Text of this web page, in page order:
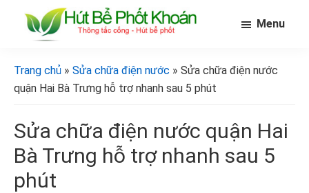
phốt
khoán]
bể
phốt
Menu
Trang chủ » Sửa chữa điện nước » Sửa chữa điện nước
quận Hai Bà Trưng hỗ trợ nhanh sau 5 phút
Sửa chữa điện nước quận Hai
Bà Trưng hỗ trợ nhanh sau 5
phút